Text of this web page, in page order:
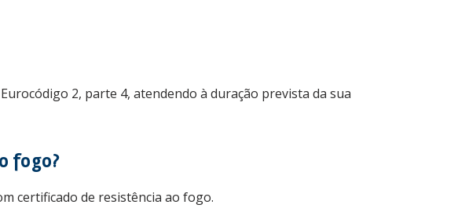
2, parte 4, atendendo à duração prevista da sua
fogo?
certificado de resistência ao fogo.